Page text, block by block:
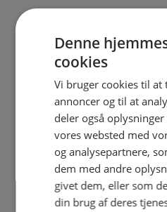
Til den
LÆS
TILFØJ FOR AT
Denne
cookies
Vi bruger cookies til at
annoncer og til at
deler også
vores websted med
og analysepartnere,
dem med andre
givet dem, eller som
din brug af deres